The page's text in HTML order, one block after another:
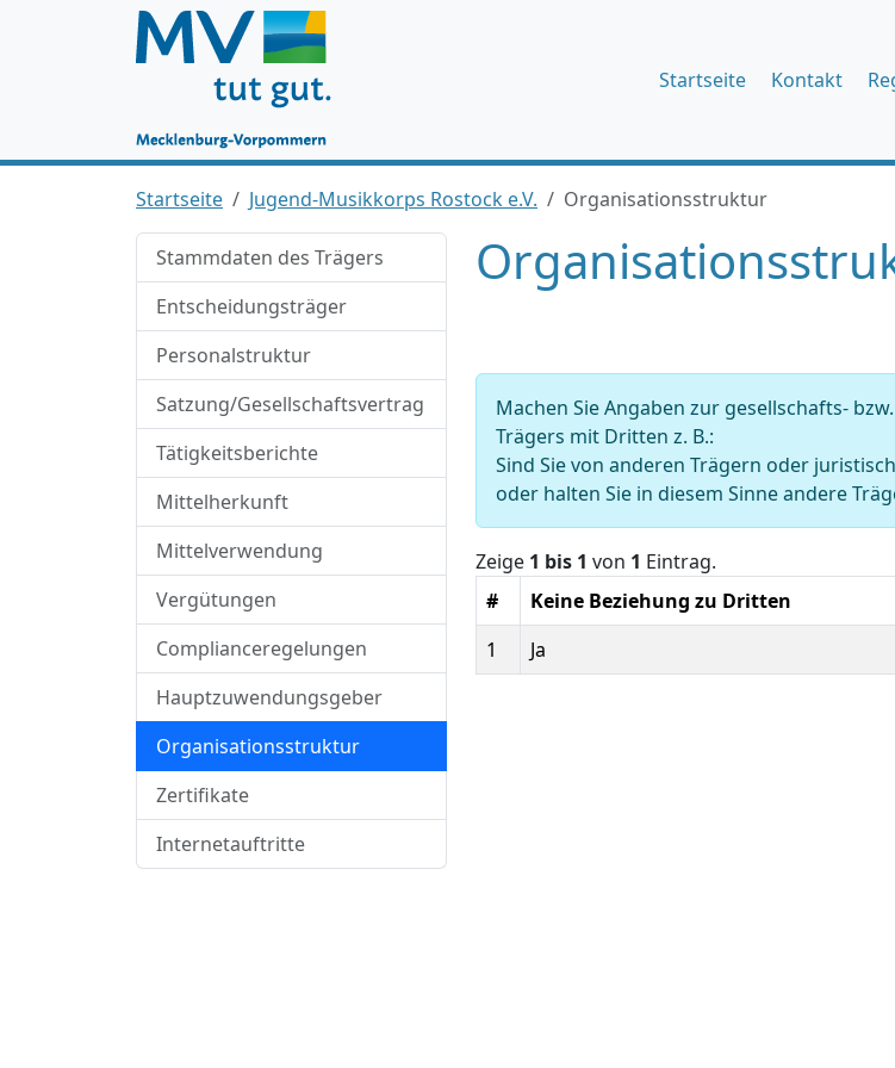
Startseite Kontakt
Startseite Jugend-Musikkorps Rostock e.V. Organisationsstruktur
Stammdaten des Trägers
Entscheidungsträger
Personalstruktur
Satzung/Gesellschaftsvertrag
Tätigkeitsberichte
Mittelherkunft
Mittelverwendung
Vergütungen
Complianceregelungen
Hauptzuwendungsgeber
Organisationsstruktur
Zertifikate
Internetauftritte
Machen Sie Angaben zur gesellschafts-
Trägers mit Dritten z. B.:
Sind Sie von anderen Trägern oder
oder halten Sie in diesem Sinne andere
Zeige 1 bis 1 von 1 Eintrag.
#
Keine Beziehung zu Dritten
1
Ja